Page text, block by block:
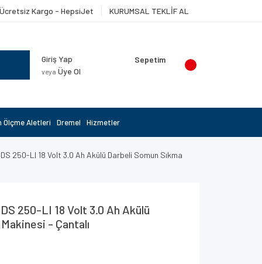
Kargo - HepsiJet KURUMSAL TEKLİF AL
Giriş Yap
veya Üye Ol
Sepetim
Ölçme Aletleri Dremel Hizmetler
250-LI 18 Volt 3.0 Ah Akülü Darbeli Somun Sıkma
250-LI 18 Volt 3.0 Ah Akülü
- Çantalı